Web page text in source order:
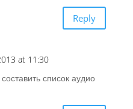
Reply
at 11:30
список аудио